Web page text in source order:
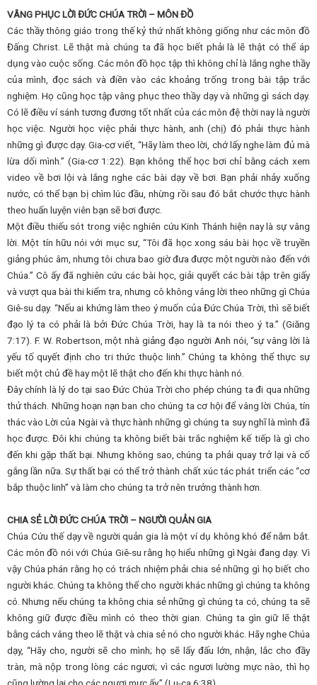
VÂNG PHỤC LỜI ĐỨC CHÚA TRỜI – MÔN ĐỒ
Các thầy thông giáo trong thế kỷ thứ nhất không giống như các môn đồ
Đấng Christ. Lẽ thật mà chúng ta đã học biết phải là lẽ thật có thể áp
dụng vào cuộc sống. Các môn đồ học tập thì không chỉ là lắng nghe thầy
của mình, đọc sách và điền vào các khoảng trống trong bài tập trắc
nghiệm. Họ cũng học tập vâng phục theo thầy dạy và những gì sách dạy.
Có lẽ điều ví sánh tương đương tốt nhất của các môn đệ thời nay là người
học việc. Người học việc phải thực hành, anh (chị) đó phải thực hành
những gì được dạy. Gia-cơ viết, “Hãy làm theo lời, chớ lấy nghe làm đủ mà
lừa dối mình.” (Gia-cơ 1:22). Bạn không thể học bơi chỉ bằng cách xem
video về bơi lội và lắng nghe các bài dạy về bơi. Bạn phải nhảy xuống
nước, có thể bạn bị chìm lúc đầu, nhừng rồi sau đó bắt chước thực hành
theo huấn luyện viên bạn sẽ bơi được.
Một điều thiếu sót trong việc nghiên cứu Kinh Thánh hiện nay là sự vâng
lời. Một tín hữu nói với mục sư, “Tôi đã học xong sáu bài học về truyền
giảng phúc âm, nhưng tôi chưa bao giờ đưa được một người nào đến với
Chúa.” Cô ấy đã nghiên cứu các bài học, giải quyết các bài tập trên giấy
và vượt qua bài thi kiểm tra, nhưng cô không vâng lời theo những gì Chúa
Giê-su dạy. “Nếu ai khứng làm theo ý muốn của Đức Chúa Trời, thì sẽ biết
đạo lý ta có phải là bởi Đức Chúa Trời, hay là ta nói theo ý ta.” (Giăng
7:17). F. W. Robertson, một nhà giảng đạo người Anh nói, “sự vâng lời là
yếu tố quyết định cho tri thức thuộc linh.” Chúng ta không thể thực sự
biết một chủ đề hay một lẽ thật cho đến khi thực hành nó.
Đây chính là lý do tại sao Đức Chúa Trời cho phép chúng ta đi qua những
thử thách. Những hoạn nạn ban cho chúng ta cơ hội để vâng lời Chúa, tín
thác vào Lời của Ngài và thực hành những gì chúng ta suy nghĩ là mình đã
học được. Đôi khi chúng ta không biết bài trắc nghiệm kế tiếp là gì cho
đến khi gặp thất bại. Nhưng không sao, chúng ta phải quay trở lại và cố
gắng lần nữa. Sự thất bại có thể trở thành chất xúc tác phát triển các “cơ
bắp thuộc linh” và làm cho chúng ta trở nên trưởng thành hơn.
CHIA SẺ LỜI ĐỨC CHÚA TRỜI – NGƯỜI QUẢN GIA
Chúa Cứu thế dạy về người quản gia là một ví dụ không khó để nắm bắt.
Các môn đồ nói với Chúa Giê-su rằng họ hiểu những gì Ngài đang dạy. Vì
vậy Chúa phán rằng họ có trách nhiệm phải chia sẻ những gì họ biết cho
người khác. Chúng ta không thể cho người khác những gì chúng ta không
có. Nhưng nếu chúng ta không chia sẻ những gì chúng ta có, chúng ta sẽ
không giữ được điều mình có theo thời gian. Chúng ta gìn giữ lẽ thật
bằng cách vâng theo lẽ thật và chia sẻ nó cho người khác. Hãy nghe Chúa
dạy, “Hãy cho, người sẽ cho mình; họ sẽ lấy đấu lớn, nhận, lắc cho đầy
tràn, mà nộp trong lòng các ngươi; vì các ngươi lường mực nào, thì họ